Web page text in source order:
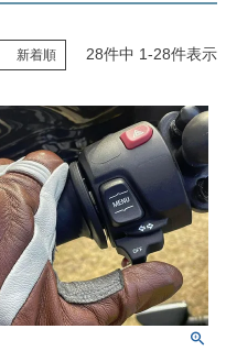
新着順 28件中 1-28件表示